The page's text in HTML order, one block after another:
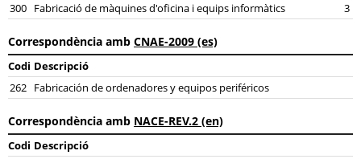
300 Fabricació de màquines d'oficina i equips informàtics 3
Correspondència amb CNAE-2009 (es)
Codi Descripció
262 Fabricación de ordenadores y equipos periféricos
Correspondència amb NACE-REV.2 (en)
Codi Descripció